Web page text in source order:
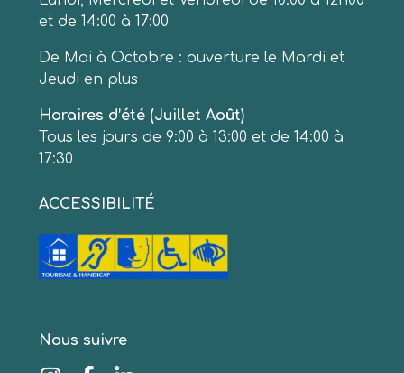
et de 14:00 à 17:00
De Mai à Octobre : ouverture le Mardi et
Jeudi en plus
Horaires d’été (Juillet Août)
Tous les jours de 9:00 à 13:00 et de 14:00 à
17:30
ACCESSIBILITÉ
Nous suivre